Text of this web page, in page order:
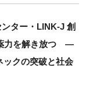
ター・LINK-J 創
力を解き放つ ―
ックの突破と社会